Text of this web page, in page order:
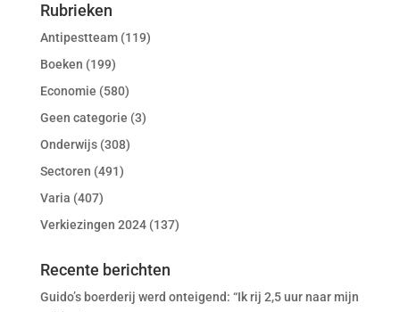
Rubrieken
Antipestteam(119)
Boeken (199)
Economie (580)
Geen categorie (3)
Onderwijs(308)
Sectoren (491)
Varia (407)
Verkiezingen 2024(137)
Recente berichten
Guido’s boerderij werd onteigend: “Ik rij 2,5 uur naar mijn